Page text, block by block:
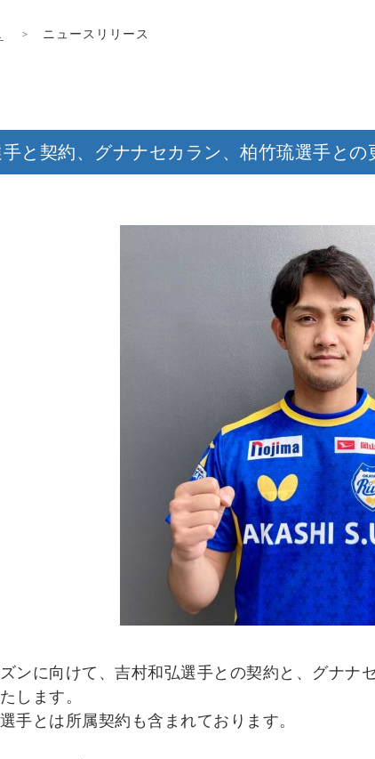
ニュースリリース
と契約、グナナセカラン、柏竹琉選手との
ンに向けて、吉村和弘選手との契約と、グナナ
します。
手とは所属契約も含まれております。